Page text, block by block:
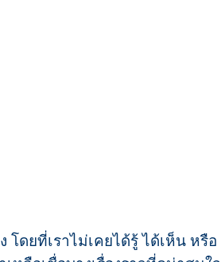
ดยที่เราไม่เคยได้รู้ ได้เห็น หรือ